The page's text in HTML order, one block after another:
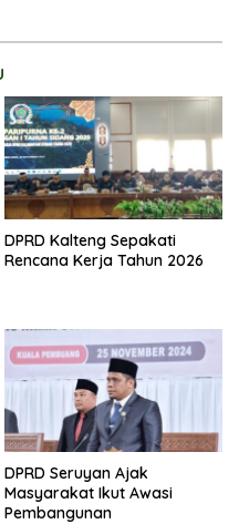
DPRD Kalteng Sepakati
Rencana Kerja Tahun 2026
DPRD Seruyan Ajak
Masyarakat Ikut Awasi
Pembangunan